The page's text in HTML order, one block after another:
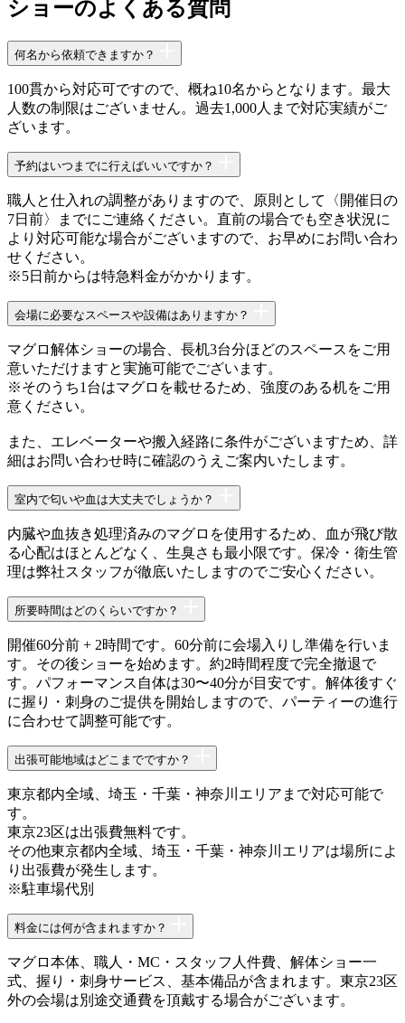
ショーのよくある質問
何名から依頼できますか？
100貫から対応可ですので、概ね10名からとなります。最大
人数の制限はございません。過去1,000人まで対応実績がご
ざいます。
予約はいつまでに行えばいいですか？
職人と仕入れの調整がありますので、原則として〈開催日の
7日前〉までにご連絡ください。直前の場合でも空き状況に
より対応可能な場合がございますので、お早めにお問い合わ
せください。
※5日前からは特急料金がかかります。
会場に必要なスペースや設備はありますか？
マグロ解体ショーの場合、長机3台分ほどのスペースをご用
意いただけますと実施可能でございます。
※そのうち1台はマグロを載せるため、強度のある机をご用
意ください。
また、エレベーターや搬入経路に条件がございますため、詳
細はお問い合わせ時に確認のうえご案内いたします。
室内で匂いや血は大丈夫でしょうか？
内臓や血抜き処理済みのマグロを使用するため、血が飛び散
る心配はほとんどなく、生臭さも最小限です。保冷・衛生管
理は弊社スタッフが徹底いたしますのでご安心ください。
所要時間はどのくらいですか？
開催60分前 + 2時間です。60分前に会場入りし準備を行いま
す。その後ショーを始めます。約2時間程度で完全撤退で
す。パフォーマンス自体は30〜40分が目安です。解体後すぐ
に握り・刺身のご提供を開始しますので、パーティーの進行
に合わせて調整可能です。
出張可能地域はどこまでですか？
東京都内全域、埼玉・千葉・神奈川エリアまで対応可能で
す。
東京23区は出張費無料です。
その他東京都内全域、埼玉・千葉・神奈川エリアは場所によ
り出張費が発生します。
※駐車場代別
料金には何が含まれますか？
マグロ本体、職人・MC・スタッフ人件費、解体ショー一
式、握り・刺身サービス、基本備品が含まれます。東京23区
外の会場は別途交通費を頂戴する場合がございます。